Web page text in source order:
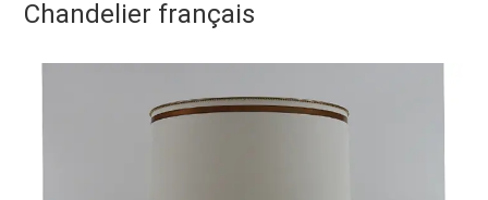
Chandelier français